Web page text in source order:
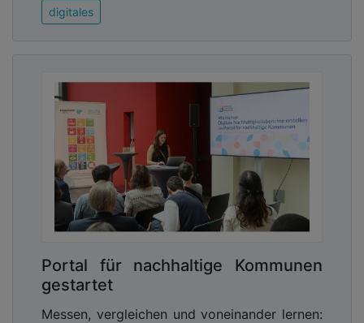
digitales
Portal für nachhaltige Kommunen
gestartet
Messen, vergleichen und voneinander lernen: